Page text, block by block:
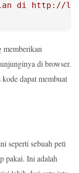
di http://
memberikan
di browser.
dapat membuat
seperti sebuah peti
pakai. Ini adalah